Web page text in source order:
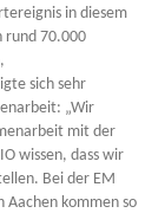
in diesem
rund 70.000
sich sehr
„Wir
mit der
wissen, dass wir
Bei der EM
Aachen kommen so